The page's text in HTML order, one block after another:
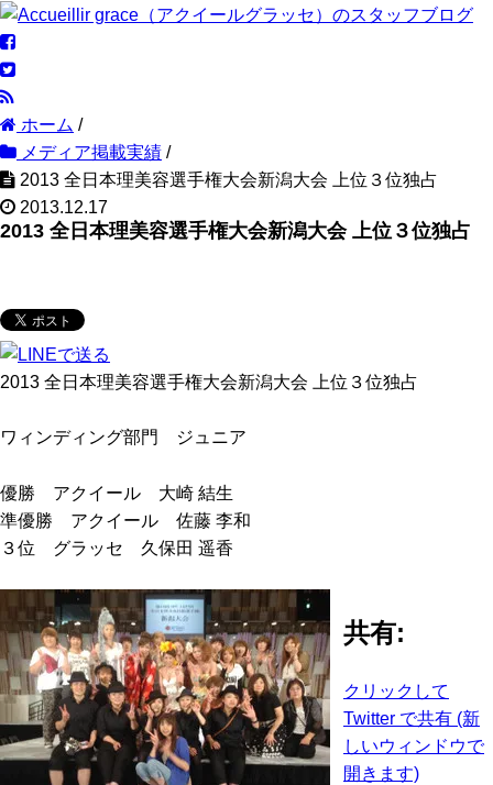
ホーム /
メディア掲載実績 /
2013 全日本理美容選手権大会新潟大会 上位３位独占
2013.12.17
2013 全日本理美容選手権大会新潟大会 上位３位独占
2013 全日本理美容選手権大会新潟大会 上位３位独占
ワィンディング部門 ジュニア
優勝 アクイール 大崎 結生
準優勝 アクイール 佐藤 李和
３位 グラッセ 久保田 遥香
共有:
クリックして
Twitter で共有 (新
しいウィンドウで
開きます)